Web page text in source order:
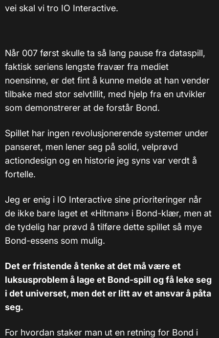
vei skal vi tro IO Interactive.
Når 007 først skulle ta så lang pause fra dataspill,
faktisk seriens lengste fravær fra mediet
noensinne, er det fint å kunne melde at han vender
tilbake med stor selvtillit, med hjelp fra en utvikler
som demonstrerer at de forstår Bond.
Spillet har ingen revolusjonerende systemer under
panseret, men lener seg på solid, velprøvd
actiondesign og en historie jeg syns var verdt å
fortelle.
Jeg er enig i IO Interactive sine prioriteringer når
de ikke bare laget et «Hitman» i Bond-klær, men at
de tydelig har prøvd å tilføre dette spillet så mye
Bond-essens som mulig.
Det er fristende å tenke at det må være et
luksusproblem å lage et Bond-spill og få leke seg
i det universet, men det er litt av et ansvar å påta
seg.
For hvordan staker man ut en retning for Bond i